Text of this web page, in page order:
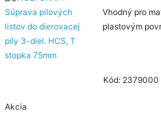
Vhodný pro
plastovým
Kód: 2379000
Akcia